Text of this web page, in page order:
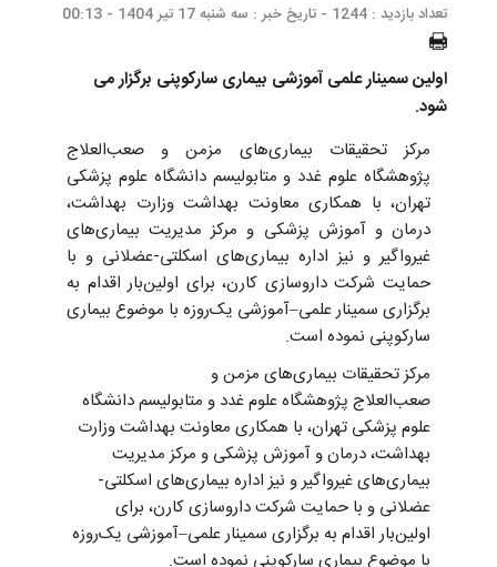
تعداد بازدید : 1244 - تاریخ خبر : سه شنبه 17 تیر 1404 - 00:13
اولین سمینار علمی آموزشی بیماری سارکوپنی برگزار می
شود.
مرکز تحقیقات بیماری‌های مزمن و صعب‌العلاج
پژوهشگاه علوم غدد و متابولیسم دانشگاه علوم پزشکی
تهران، با همکاری معاونت بهداشت وزارت بهداشت،
درمان و آموزش پزشکی و مرکز مدیریت بیماری‌های
غیرواگیر و نیز اداره بیماری‌های اسکلتی-عضلانی و با
حمایت شرکت داروسازی کارن، برای اولین‌بار اقدام به
برگزاری سمینار علمی–آموزشی یک‌روزه با موضوع بیماری
سارکوپنی نموده است.
مرکز تحقیقات بیماری‌های مزمن و
صعب‌العلاج پژوهشگاه علوم غدد و متابولیسم دانشگاه
علوم پزشکی تهران، با همکاری معاونت بهداشت وزارت
بهداشت، درمان و آموزش پزشکی و مرکز مدیریت
بیماری‌های غیرواگیر و نیز اداره بیماری‌های اسکلتی-
عضلانی و با حمایت شرکت داروسازی کارن، برای
اولین‌بار اقدام به برگزاری سمینار علمی–آموزشی یک‌روزه
با موضوع بیماری سارکوپنی نموده است.